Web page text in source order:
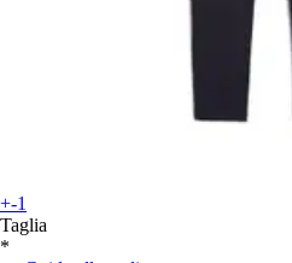
+-1
Taglia
*